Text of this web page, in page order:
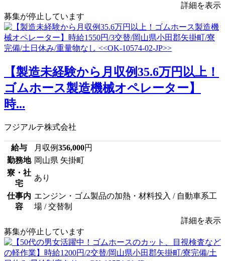
詳細を表示
募集が停止しています
【製造未経験から月収例35.6万円以上！
ゴムホース製造機械オペレーター】
時...
フジアルテ株式会社
給与 月収例356,000円
勤務地 岡山県 矢掛町
寮・社
宅
あり
仕事内
容
エンジン・ゴム製品の加熱・材料投入 / 自動車系工
場 / 交替制
詳細を表示
募集が停止しています